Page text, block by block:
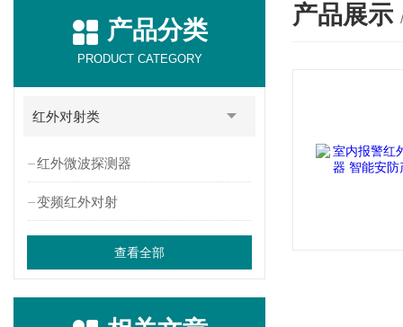
产品分类
PRODUCT CATEGORY
红外对射类
红外微波探测器
变频红外对射
查看全部
产品展示